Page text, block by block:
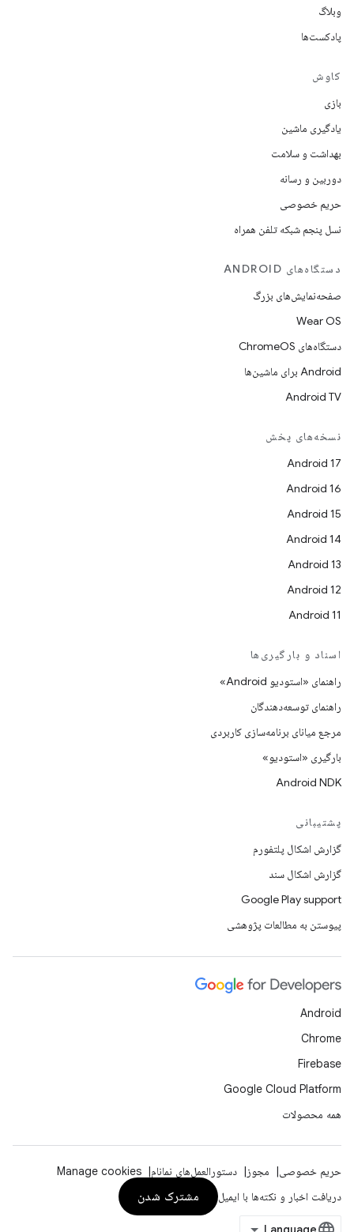
وبلاگ
پادکست‌ها
کاوش
بازی
یادگیری ماشین
بهداشت و سلامت
دوربین و رسانه
حریم خصوصی
نسل پنجم شبکه تلفن همراه
دستگاه‌های ANDROID
صفحه‌نمایش‌های بزرگ
Wear OS
دستگاه‌های ChromeOS
Android برای ماشین‌ها
Android TV
نسخه‌های پخش
Android 17
Android 16
Android 15
Android 14
Android 13
Android 12
Android 11
اسناد و بارگیری‌ها
راهنمای «استودیو Android»
راهنمای توسعه‌دهندگان
مرجع میانای برنامه‌سازی کاربردی
بارگیری «استودیو»
Android NDK
پشتیبانی
گزارش اشکال پلتفورم
گزارش اشکال سند
Google Play support
پیوستن به مطالعات پژوهشی
Android
Chrome
Firebase
Google Cloud Platform
همه محصولات
حریم خصوصی مجوز دستورالعمل‌های نمانام
Manage cookies
دریافت اخبار و نکته‌ها با ایمیل
مشترک شدن